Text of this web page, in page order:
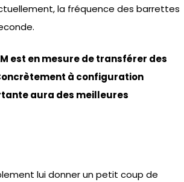
la fréquence des barrettes
est en mesure de transférer des
à configuration
aura des meilleures
lui donner un petit coup de